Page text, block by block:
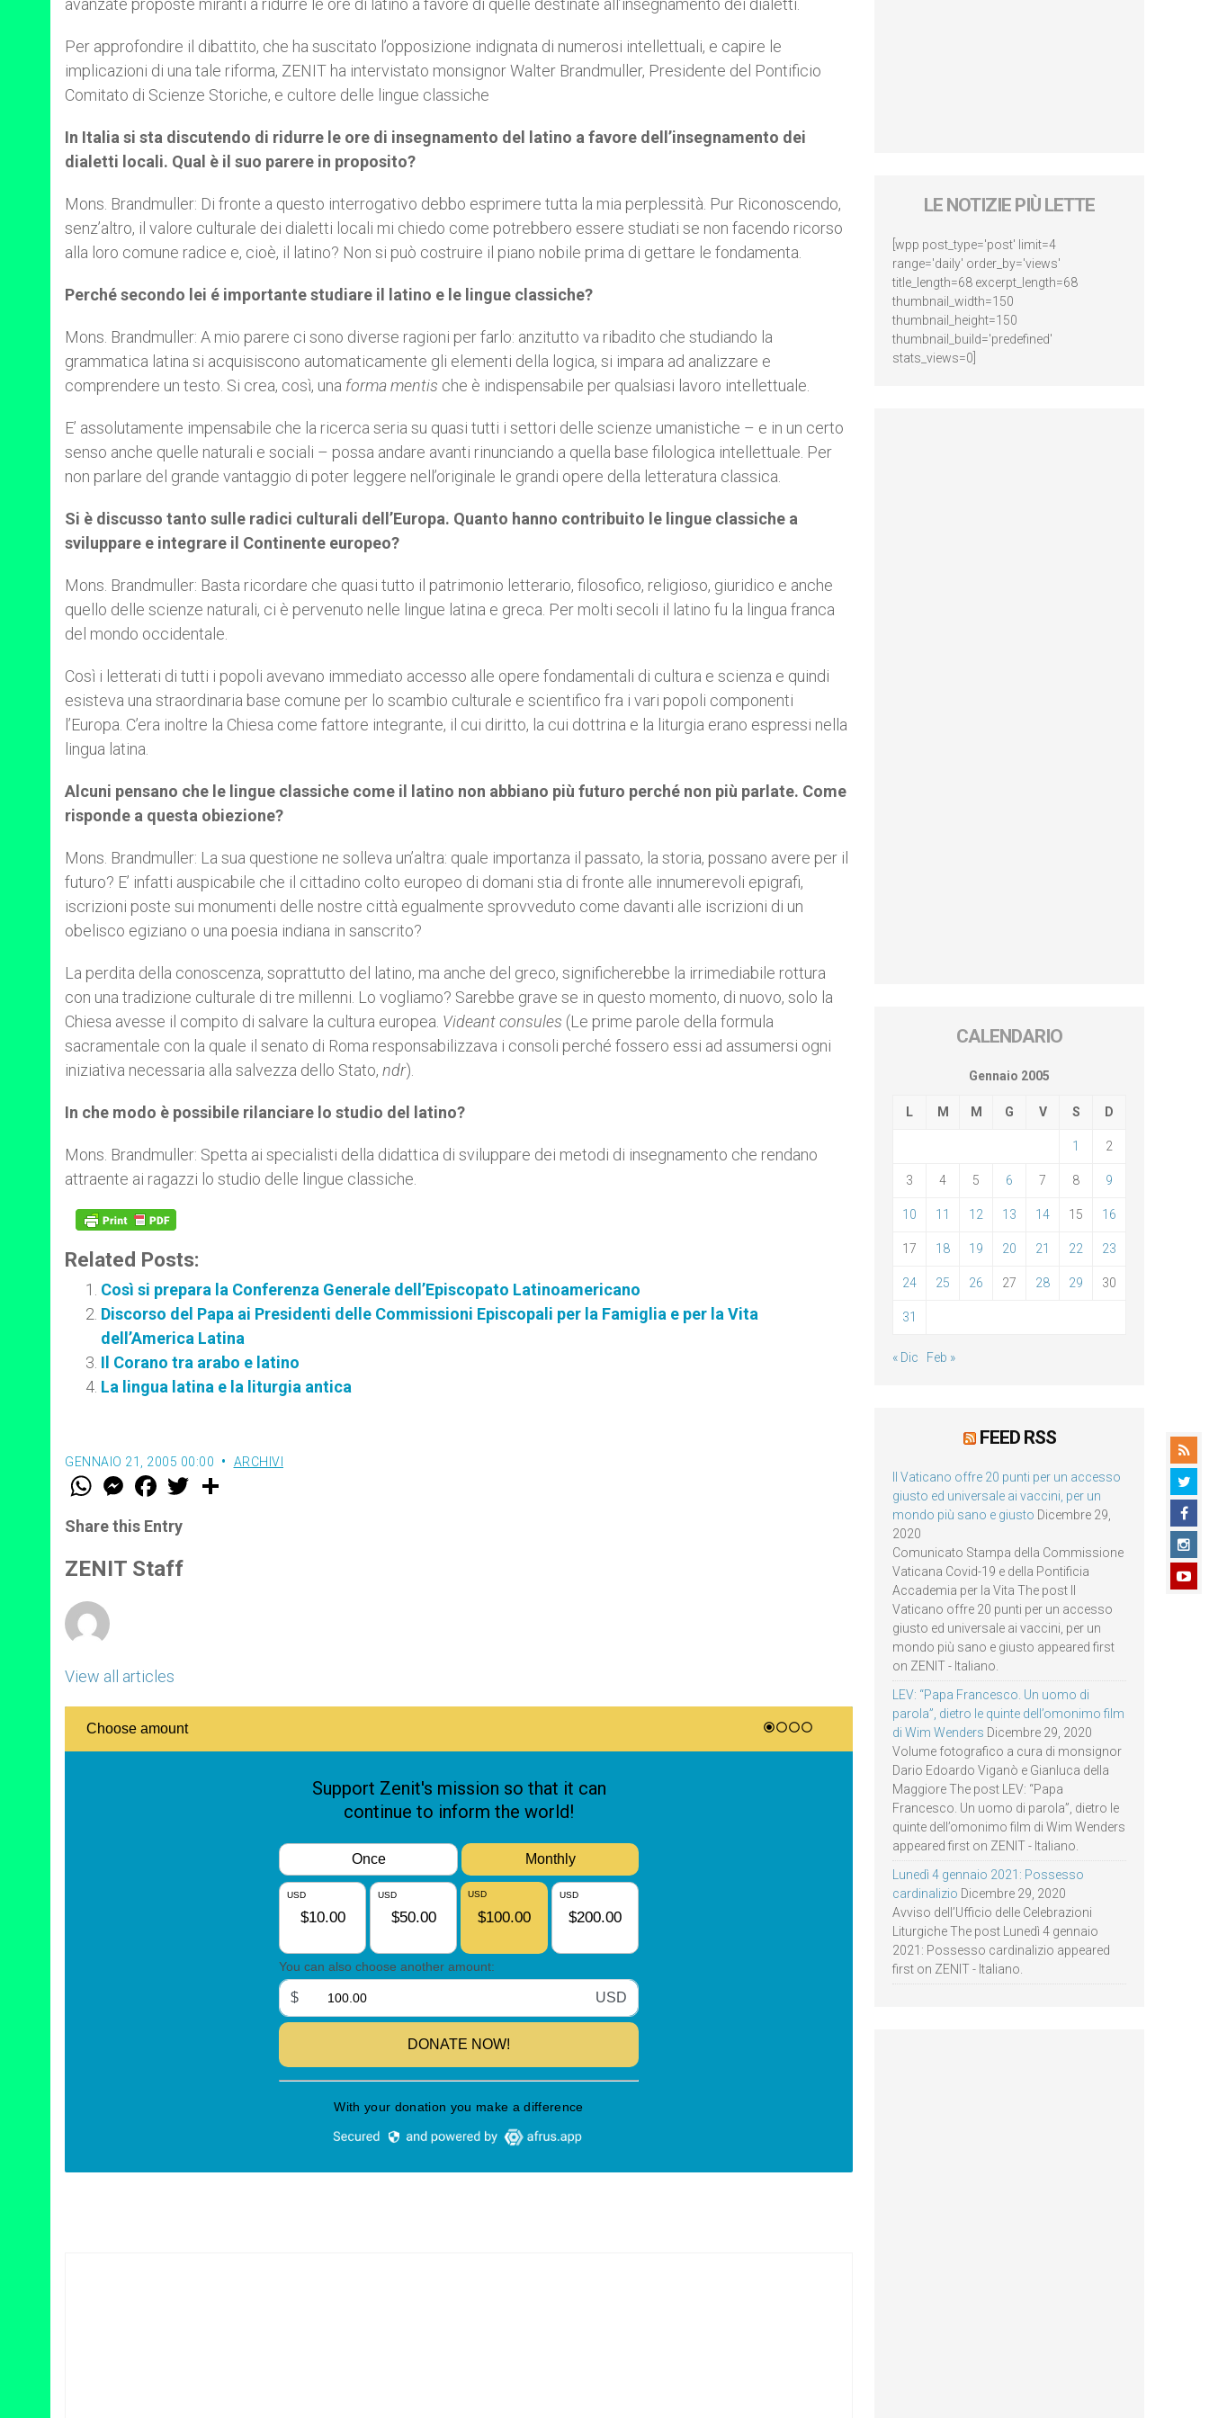
avanzate proposte miranti a ridurre le ore di latino a favore di quelle destinate all’insegnamento dei dialetti.
Per approfondire il dibattito, che ha suscitato l’opposizione indignata di numerosi intellettuali, e capire le
implicazioni di una tale riforma, ZENIT ha intervistato monsignor Walter Brandmuller, Presidente del Pontificio
Comitato di Scienze Storiche, e cultore delle lingue classiche
In Italia si sta discutendo di ridurre le ore di insegnamento del latino a favore dell’insegnamento dei
dialetti locali. Qual è il suo parere in proposito?
Mons. Brandmuller: Di fronte a questo interrogativo debbo esprimere tutta la mia perplessità. Pur Riconoscendo,
senz’altro, il valore culturale dei dialetti locali mi chiedo come potrebbero essere studiati se non facendo ricorso
alla loro comune radice e, cioè, il latino? Non si può costruire il piano nobile prima di gettare le fondamenta.
Perché secondo lei é importante studiare il latino e le lingue classiche?
Mons. Brandmuller: A mio parere ci sono diverse ragioni per farlo: anzitutto va ribadito che studiando la
grammatica latina si acquisiscono automaticamente gli elementi della logica, si impara ad analizzare e
comprendere un testo. Si crea, così, una forma mentis che è indispensabile per qualsiasi lavoro intellettuale.
E’ assolutamente impensabile che la ricerca seria su quasi tutti i settori delle scienze umanistiche – e in un certo
senso anche quelle naturali e sociali – possa andare avanti rinunciando a quella base filologica intellettuale. Per
non parlare del grande vantaggio di poter leggere nell’originale le grandi opere della letteratura classica.
Si è discusso tanto sulle radici culturali dell’Europa. Quanto hanno contribuito le lingue classiche a
sviluppare e integrare il Continente europeo?
Mons. Brandmuller: Basta ricordare che quasi tutto il patrimonio letterario, filosofico, religioso, giuridico e anche
quello delle scienze naturali, ci è pervenuto nelle lingue latina e greca. Per molti secoli il latino fu la lingua franca
del mondo occidentale.
Così i letterati di tutti i popoli avevano immediato accesso alle opere fondamentali di cultura e scienza e quindi
esisteva una straordinaria base comune per lo scambio culturale e scientifico fra i vari popoli componenti
l’Europa. C’era inoltre la Chiesa come fattore integrante, il cui diritto, la cui dottrina e la liturgia erano espressi nella
lingua latina.
Alcuni pensano che le lingue classiche come il latino non abbiano più futuro perché non più parlate. Come
risponde a questa obiezione?
Mons. Brandmuller: La sua questione ne solleva un’altra: quale importanza il passato, la storia, possano avere per il
futuro? E’ infatti auspicabile che il cittadino colto europeo di domani stia di fronte alle innumerevoli epigrafi,
iscrizioni poste sui monumenti delle nostre città egualmente sprovveduto come davanti alle iscrizioni di un
obelisco egiziano o una poesia indiana in sanscrito?
La perdita della conoscenza, soprattutto del latino, ma anche del greco, significherebbe la irrimediabile rottura
con una tradizione culturale di tre millenni. Lo vogliamo? Sarebbe grave se in questo momento, di nuovo, solo la
Chiesa avesse il compito di salvare la cultura europea. Videant consules (Le prime parole della formula
sacramentale con la quale il senato di Roma responsabilizzava i consoli perché fossero essi ad assumersi ogni
iniziativa necessaria alla salvezza dello Stato, ndr).
In che modo è possibile rilanciare lo studio del latino?
Mons. Brandmuller: Spetta ai specialisti della didattica di sviluppare dei metodi di insegnamento che rendano
attraente ai ragazzi lo studio delle lingue classiche.
Related Posts:
Così si prepara la Conferenza Generale dell’Episcopato Latinoamericano
Discorso del Papa ai Presidenti delle Commissioni Episcopali per la Famiglia e per la Vita
dell’America Latina
Il Corano tra arabo e latino
La lingua latina e la liturgia antica
GENNAIO 21, 2005 00:00 ARCHIVI
W
t
s
p
p
M
e
s
e
g
e
F
a
e
b
o
k
w
Share this Entry
ZENIT Staff
View all articles
LE NOTIZIE PIÙ LETTE
[wpp post_type='post' limit=4
range='daily' order_by='views'
title_length=68 excerpt_length=68
thumbnail_width=150
thumbnail_height=150
thumbnail_build='predefined'
stats_views=0]
CALENDARIO
Gennaio 2005
L M M G V S D
1 2
3 4 5 6 7 8 9
10 11 12 13 14 15 16
17 18 19 20 21 22 23
24 25 26 27 28 29 30
31
« Dic Feb »
FEED RSS
Il Vaticano offre 20 punti per un accesso
giusto ed universale ai vaccini, per un
mondo più sano e giusto Dicembre 29,
2020
Comunicato Stampa della Commissione
Vaticana Covid-19 e della Pontificia
Accademia per la Vita The post Il
Vaticano offre 20 punti per un accesso
giusto ed universale ai vaccini, per un
mondo più sano e giusto appeared first
on ZENIT - Italiano.
LEV: “Papa Francesco. Un uomo di
parola”, dietro le quinte dell’omonimo film
di Wim Wenders Dicembre 29, 2020
Volume fotografico a cura di monsignor
Dario Edoardo Viganò e Gianluca della
Maggiore The post LEV: “Papa
Francesco. Un uomo di parola”, dietro le
quinte dell’omonimo film di Wim Wenders
appeared first on ZENIT - Italiano.
Lunedì 4 gennaio 2021: Possesso
cardinalizio Dicembre 29, 2020
Avviso dell’Ufficio delle Celebrazioni
Liturgiche The post Lunedì 4 gennaio
2021: Possesso cardinalizio appeared
first on ZENIT - Italiano.